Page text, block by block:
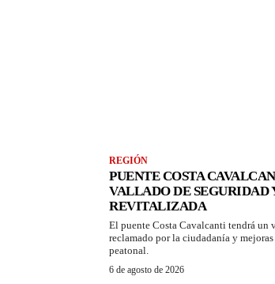
REGIÓN
PUENTE COSTA
VALLADO DE SEGURIDAD
REVITALIZADA
El puente Costa Cavalcanti tendrá un
reclamado por la ciudadanía y mejoras
peatonal.
6 de agosto de 2026